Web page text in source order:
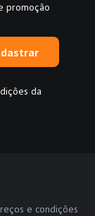
promoção
da
e condições